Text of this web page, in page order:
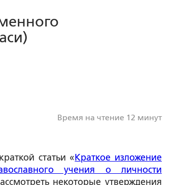
Время на чтение 12 минут
статьи « Краткое изложение
учения о личности
некоторые утверждения